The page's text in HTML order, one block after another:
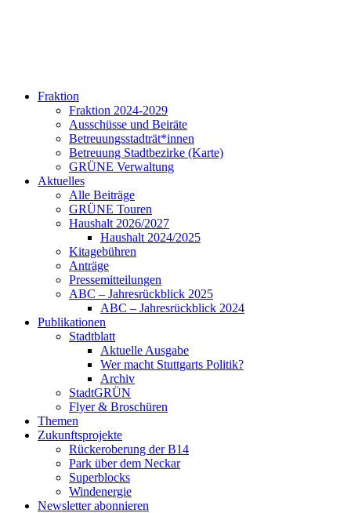
Fraktion
Fraktion 2024-2029
Ausschüsse und Beiräte
Betreuungsstadträt*innen
Betreuung Stadtbezirke (Karte)
GRÜNE Verwaltung
Aktuelles
Alle Beiträge
GRÜNE Touren
Haushalt 2026/2027
Haushalt 2024/2025
Kitagebühren
Anträge
Pressemitteilungen
ABC – Jahresrückblick 2025
ABC – Jahresrückblick 2024
Publikationen
Stadtblatt
Aktuelle Ausgabe
Wer macht Stuttgarts Politik?
Archiv
StadtGRÜN
Flyer & Broschüren
Themen
Zukunftsprojekte
Rückeroberung der B14
Park über dem Neckar
Superblocks
Windenergie
Newsletter abonnieren